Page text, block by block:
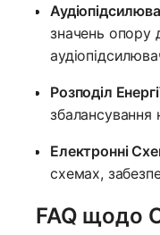
значень опору
Розподіл
Електронні
схемах,
FAQ щодо